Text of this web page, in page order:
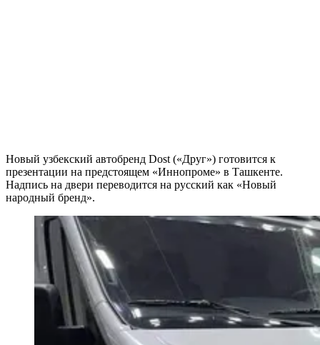
Новый узбекский автобренд Dost («Друг») готовится к
презентации на предстоящем «Иннопроме» в Ташкенте.
Надпись на двери переводится на русский как «Новый
народный бренд».